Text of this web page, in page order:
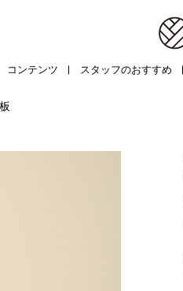
コンテンツ スタッフのおすすめ